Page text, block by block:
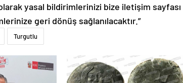
yasal bildirimlerinizi bize iletişim sayfası
geri dönüş sağlanılacaktır.”
Turgutlu